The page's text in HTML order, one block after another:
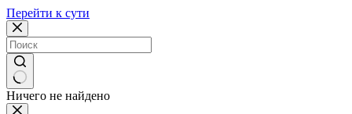
Перейти к сути
Ничего не найдено